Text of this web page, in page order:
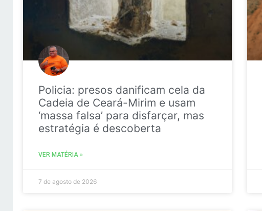
Policia: presos danificam cela da
Cadeia de Ceará-Mirim e usam
‘massa falsa’ para disfarçar, mas
estratégia é descoberta
VER MATÉRIA »
7 de agosto de 2026